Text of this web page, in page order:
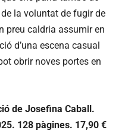
la voluntat de fugir de
preu caldria assumir en
d’una escena casual
obrir noves portes en
de Josefina Caball.
128 pàgines. 17,90 €